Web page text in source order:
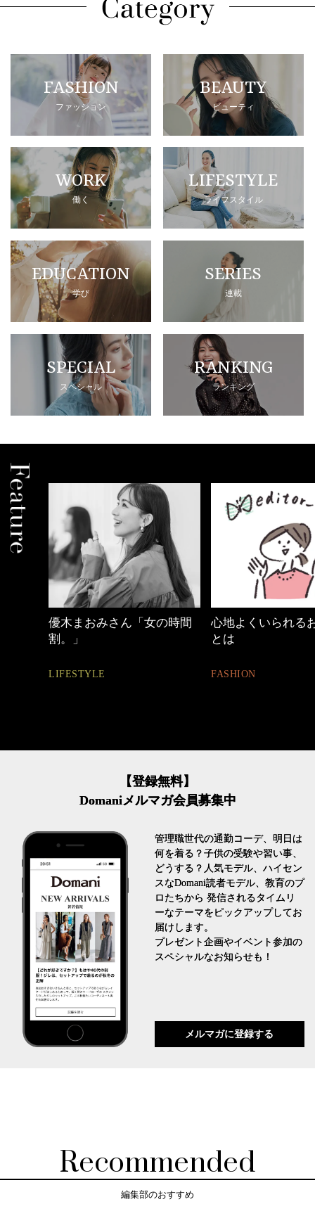
FASHION
ファッション
BEAUTY
ビューティ
WORK
働く
LIFESTYLE
ライフスタイル
EDUCATION
学び
SERIES
連載
SPECIAL
スペシャル
RANKING
ランキング
優木まおみさん「女の時間
割。」
LIFESTYLE
心地よくいられる
とは
FASHION
【登録無料】
Domaniメルマガ会員募集中
管理職世代の通勤コーデ、明日は
何を着る？子供の受験や習い事、
どうする？人気モデル、ハイセン
スなDomani読者モデル、教育のプ
ロたちから 発信されるタイムリ
ーなテーマをピックアップしてお
届けします。
プレゼント企画やイベント参加の
スペシャルなお知らせも！
メルマガに登録する
Recommended
編集部のおすすめ